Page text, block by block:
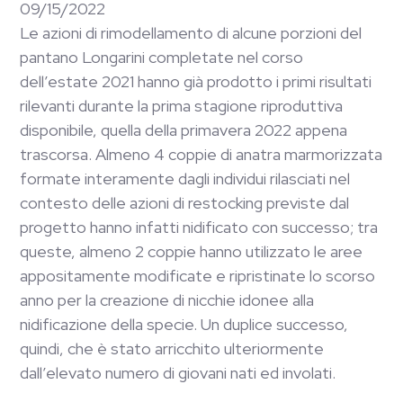
09/15/2022
Le azioni di rimodellamento di alcune porzioni del
pantano Longarini completate nel corso
dell’estate 2021 hanno già prodotto i primi risultati
rilevanti durante la prima stagione riproduttiva
disponibile, quella della primavera 2022 appena
trascorsa. Almeno 4 coppie di anatra marmorizzata
formate interamente dagli individui rilasciati nel
contesto delle azioni di restocking previste dal
progetto hanno infatti nidificato con successo; tra
queste, almeno 2 coppie hanno utilizzato le aree
appositamente modificate e ripristinate lo scorso
anno per la creazione di nicchie idonee alla
nidificazione della specie. Un duplice successo,
quindi, che è stato arricchito ulteriormente
dall’elevato numero di giovani nati ed involati.